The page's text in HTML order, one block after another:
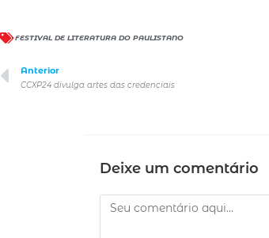
FESTIVAL DE LITERATURA DO PAULISTANO
Anterior
CCXP24 divulga artes das credenciais
Deixe um comentário